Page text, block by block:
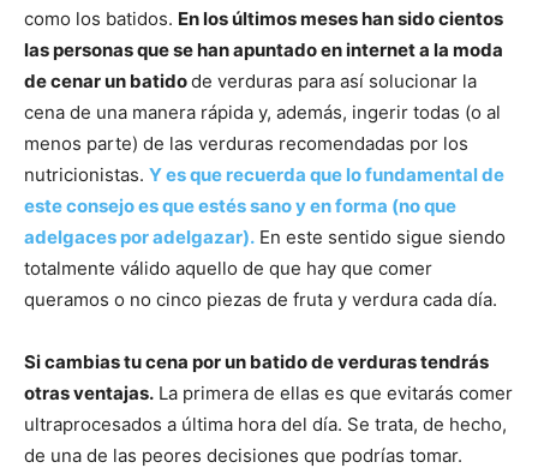
como los batidos. En los últimos meses han sido cientos
las personas que se han apuntado en internet a la moda
de cenar un batidode verduras para así solucionar la
cena de una manera rápida y, además, ingerir todas (o al
menos parte) de las verduras recomendadas por los
nutricionistas. Y es que recuerda que lo fundamental de
este consejo es que estés sano y en forma (no que
adelgaces por adelgazar). En este sentido sigue siendo
totalmente válido aquello de que hay que comer
queramos o no cinco piezas de fruta y verdura cada día.
Si cambias tu cena por un batido de verduras tendrás
otras ventajas. La primera de ellas es que evitarás comer
ultraprocesados a última hora del día. Se trata, de hecho,
de una de las peores decisiones que podrías tomar.